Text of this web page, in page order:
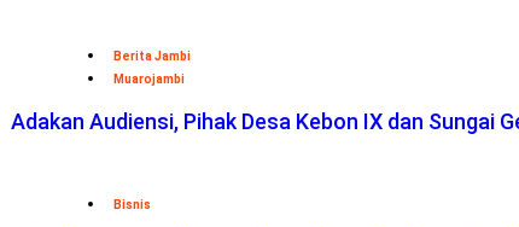
Berita Jambi
Muarojambi
Adakan Audiensi, Pihak Desa Kebon IX dan
Bisnis